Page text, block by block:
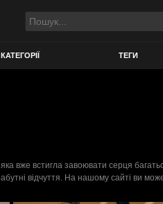
КАТЕГОРІЇ ТЕГИ
вже встигла завоювати серця
відчуття. На нашому сайті ви